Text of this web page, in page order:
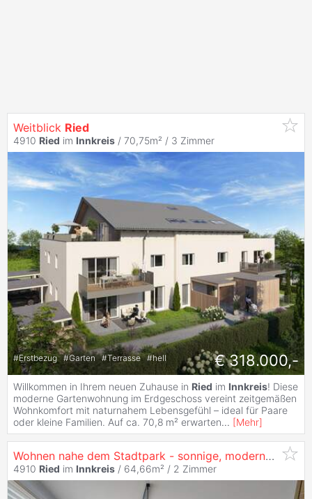
Weitblick Ried
4910 Ried im Innkreis / 70,75m² / 3 Zimmer
#Erstbezug #Garten #Terrasse #hell € 318.000,-
Willkommen in Ihrem neuen Zuhause in Ried im Innkreis! Diese
moderne Gartenwohnung im Erdgeschoss vereint zeitgemäßen
Wohnkomfort mit naturnahem Lebensgefühl – ideal für Paare
oder kleine Familien. Auf ca. 70,8 m² erwarten... [Mehr]
Wohnen nahe dem Stadtpark - sonnige, moderne 64,66m² Wohnung mit Balkon und TG Parkplatz
4910 Ried im Innkreis / 64,66m² / 2 Zimmer